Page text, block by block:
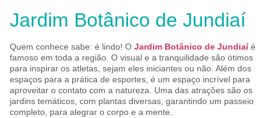
Jardim Botânico de Jundiaí
Quem conhece sabe: é lindo! O Jardim Botânico de Jundiaíé
famoso em toda a região. O visual e a tranquilidade são ótimos
para inspirar os atletas, sejam eles iniciantes ou não. Além dos
espaços para a prática de esportes, é um espaço incrível para
aproveitar o contato com a natureza. Uma das atrações são os
jardins temáticos, com plantas diversas, garantindo um passeio
completo, para alegrar o corpo e a mente.